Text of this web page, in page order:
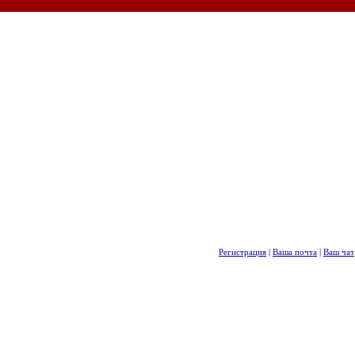
Регистрация | Ваша почта | Ваш чат